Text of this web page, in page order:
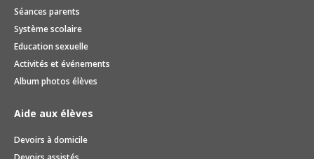
Séances parents
Système scolaire
Education sexuelle
Activités et événements
Album photos élèves
Aide aux élèves
Devoirs à domicile